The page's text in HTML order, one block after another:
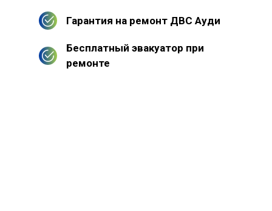
Гарантия на ремонт ДВС Ауди
Бесплатный эвакуатор при
ремонте